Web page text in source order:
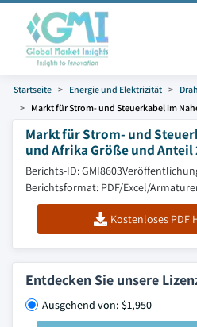
Startseite Energie und Elektrizität
Markt für Strom- und Steuerkabel im
Markt für Strom- und
und Afrika Größe und Anteil
Berichts-ID: GMI8603
Berichtsformat: PDF/Excel/
Kostenloses PDF
Entdecken Sie unsere
Ausgehend von: $1,950